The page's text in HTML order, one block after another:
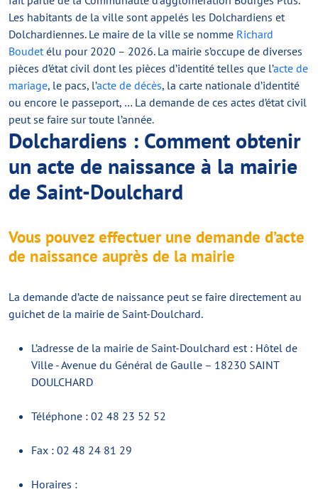
Les habitants de la ville sont appelés les Dolchardiens et
Dolchardiennes. Le maire de la ville se nomme Richard
Boudetélu pour 2020 – 2026. La mairie s’occupe de diverses
pièces d’état civil dont les pièces d’identité telles que l’acte de
mariage, le pacs, l’acte de décès, la carte nationale d’identité
ou encore le passeport, … La demande de ces actes d’état civil
peut se faire sur toute l’année.
Dolchardiens : Comment obtenir
un acte de naissance à la mairie
de Saint-Doulchard
Vous pouvez effectuer une demande d’acte
de naissance auprès de la mairie
La demande d’acte de naissance peut se faire directement au
guichet de la mairie de Saint-Doulchard.
L’adresse de la mairie de Saint-Doulchard est : Hôtel de
Ville - Avenue du Général de Gaulle – 18230 SAINT
DOULCHARD
Téléphone : 02 48 23 52 52
Fax : 02 48 24 81 29
Horaires :